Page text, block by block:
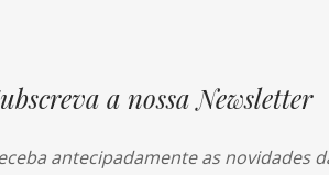
a nossa Newsletter
antecipadamente as novidades